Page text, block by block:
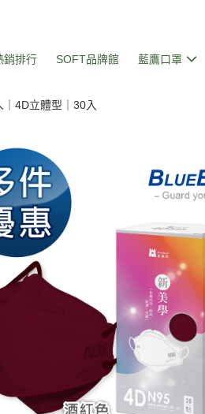
銷排行 SOFT品牌館 藍鷹口罩
｜4D立體型｜30入